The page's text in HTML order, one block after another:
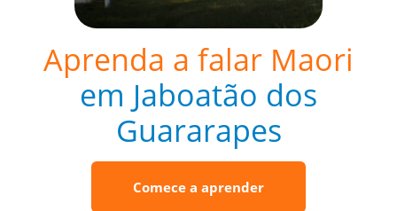
Aprenda a falar Maori
em Jaboatão dos
Guararapes
Comece a aprender